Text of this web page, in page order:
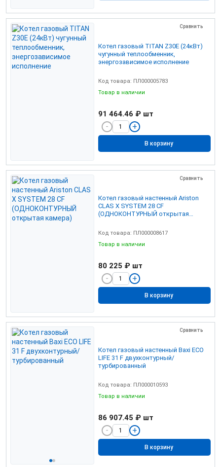
Сравнить
Котел газовый TITAN Z30E (24кВт)
чугунный теплообменник,
энергозависимое исполнение
Код товара: ПЛ000005783
Товар в наличии
91 464.46 ₽ шт
В корзину
Сравнить
Котел газовый настенный Ariston
CLAS X SYSTEM 28 СF
(ОДНОКОНТУРНЫЙ открытая
Код товара: ПЛ000008617
Товар в наличии
80 225 ₽ шт
В корзину
Сравнить
Котел газовый настенный Baxi ECO
LIFE 31 F двухконтурный/
турбированный
Код товара: ПЛ000010593
Товар в наличии
86 907.45 ₽ шт
В корзину